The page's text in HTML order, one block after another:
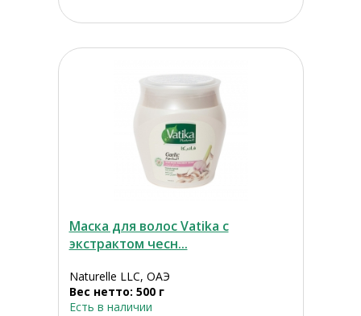
Маска для волос Vatika с
экстрактом чесн...
Naturelle LLC, ОАЭ
Вес нетто: 500 г
Есть в наличии